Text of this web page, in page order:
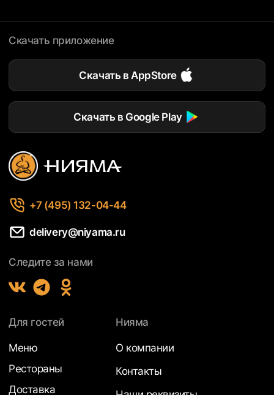
Скачать приложение
Скачать в AppStore
Скачать в Google Play
+7 (495) 132-04-44
delivery@niyama.ru
Следите за нами
Для гостей
Меню
Рестораны
Доставка
Нияма
О компании
Контакты